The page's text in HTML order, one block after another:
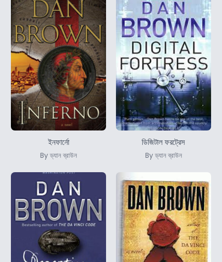
ইনফার্নো
By ড্যান ব্রাউন
ডিজিটাল ফরট্রেস
By ড্যান ব্রাউন